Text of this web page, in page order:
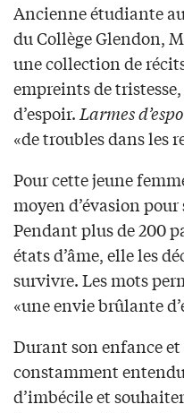
Ancienne étudiante
du Collège Glendon,
une collection de
empreints de
d’espoir.Larmes
«de troubles dans les
Pour cette jeune
moyen d’évasion
Pendant plus de 200
états d’âme, elle les
survivre. Les mots
«une envie brûlante
Durant son enfance
constamment
d’imbécile et